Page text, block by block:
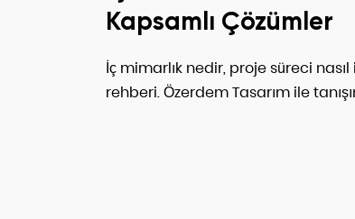
Kapsamlı Çözümler
İç mimarlık nedir, proje süreci
rehberi. Özerdem Tasarım ile